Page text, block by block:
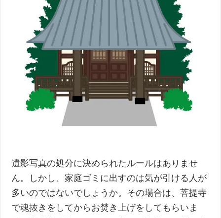
遺影写真の処分に決められたルールはありませ
ん。しかし、家庭ゴミに出すのは気が引ける人が
多いのではないでしょうか。その場合は、菩提寺
で魂抜きをしてからお焚き上げをしてもらいま